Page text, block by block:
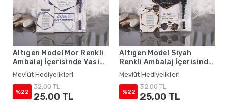
Altıgen Model Mor Renkli
Ambalaj İçerisinde Yasin
Kitabı, Magnet ve Tesbih -
Mevlüt Hediyelikleri
Mevlüt Hediyelikleri
%22
32,00 TL
25,00 TL
Altıgen Model Siyah
Renkli Ambalaj İçerisinde
Yasin Kitabı, Magnet ve
Tesbih - Mevlüt
Hediyelikleri
Mevlüt Hediyelikleri
%22
32,00 TL
25,00 TL